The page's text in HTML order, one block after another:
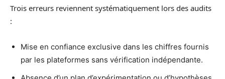
Trois erreurs reviennent systématiquement lors des audits
:
Mise en confiance exclusive dans les chiffres fournis
par les plateformes sans vérification indépendante.